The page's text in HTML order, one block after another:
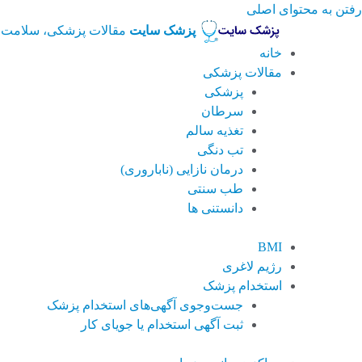
رفتن به محتوای اصلی
پزشک سایت مقالات پزشکی،
خانه
مقالات پزشکی
پزشکی
سرطان
تغذیه سالم
تب دنگی
درمان نازایی (ناباروری)
طب سنتی
دانستنی ها
BMI
رژیم لاغری
استخدام پزشک
جست‌وجوی آگهی‌های استخدام پزشک
ثبت آگهی استخدام یا جویای کار